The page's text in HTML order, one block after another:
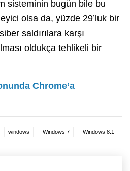
sisteminin bugün bile bu
olsa da, yüzde 29’luk bir
saldırılara karşı
oldukça tehlikeli bir
Chrome’a
windows Windows 7 Windows 8.1